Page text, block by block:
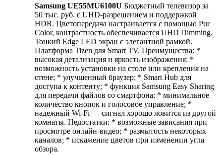
Samsung UE55MU6100U Бюджетный телевизор за
50 тыс. руб. с UHD-разрешением и поддержкой
HDR. Цветопередача настраивается с помощью Pur
Color, контрастность обеспечивается UHD Dimming.
Тонкий Edge LED экран с элегантной рамкой.
Платформа Tizen для Smart TV. Преимущества: *
высокая детализация и яркость изображения; *
возможность установки на столе или крепления на
стене; * улучшенный браузер; * Smart Hub для
доступа к контенту; * функция Samsung Easy Sharing
для передачи файлов со смартфона; * минимальное
количество кнопок и голосовое управление; *
надежный Wi-Fi — сигнал хорошо ловится из другой
комнаты. Недостатки: * возможные зависания при
просмотре онлайн-видео; * размытость некоторых
каналов; * искажение цветов при изменении угла
обзора.